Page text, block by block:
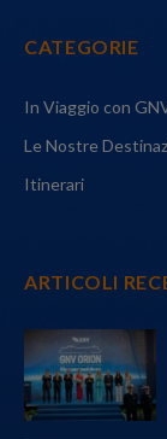
CATEGORIE
In Viaggio con
Le Nostre
Itinerari
ARTICOLI